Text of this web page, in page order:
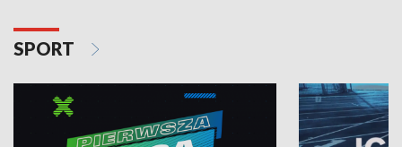
SPORT